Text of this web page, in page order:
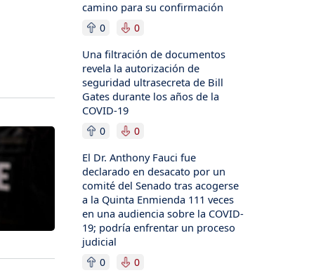
camino para su confirmación
0 0
Una filtración de documentos
revela la autorización de
seguridad ultrasecreta de Bill
Gates durante los años de la
COVID-19
0 0
El Dr. Anthony Fauci fue
declarado en desacato por un
comité del Senado tras acogerse
a la Quinta Enmienda 111 veces
en una audiencia sobre la COVID-
19; podría enfrentar un proceso
judicial
0 0